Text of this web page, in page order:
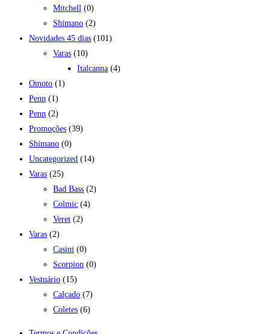
Mitchell (0)
Shimano (2)
Novidades 45 dias (101)
Varas (10)
Italcanna (4)
Omoto (1)
Penn (1)
Penn (2)
Promoções (39)
Shimano (0)
Uncategorized (14)
Varas (25)
Bad Bass (2)
Colmic (4)
Veret (2)
Varas (2)
Casini (0)
Scorpion (0)
Vestuário (15)
Calçado (7)
Coletes (6)